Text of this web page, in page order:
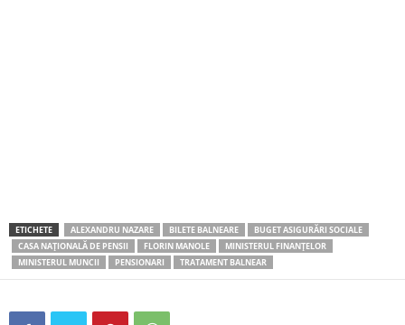
ETICHETE ALEXANDRU NAZARE BILETE BALNEARE
BUGET ASIGURĂRI SOCIALE
CASA NAȚIONALĂ DE PENSII
FLORIN MANOLE
MINISTERUL FINANȚELOR
MINISTERUL MUNCII
PENSIONARI TRATAMENT BALNEAR